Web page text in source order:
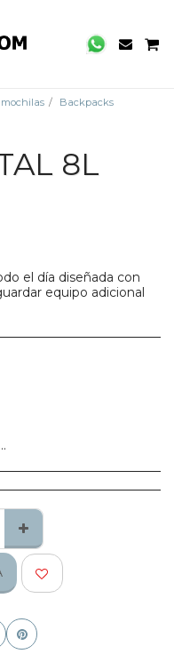
Backpacks
8L
el día diseñada con
equipo adicional